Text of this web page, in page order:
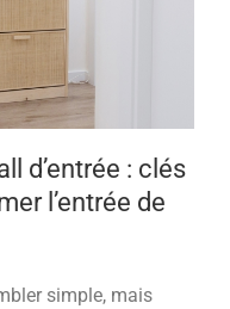
d’entrée : clés
l’entrée de
simple, mais